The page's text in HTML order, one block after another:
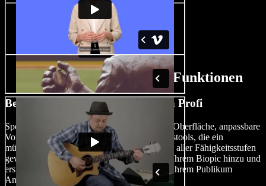
AI Biopic-Film-Macher-Funktionen
Bearbeiten Sie Biopic-Filme wie ein Profi
Speechify Studio bietet eine Drag-and-Drop-Oberfläche, anpassbare
Vorlagen und KI-gestützte Videobearbeitungstools, die ein
müheloses Bearbeitungserlebnis für Benutzer aller Fähigkeitsstufen
gewährleisten. Fügen Sie nahtlos Effekte zu Ihrem Biopic hinzu und
erstellen Sie beeindruckende Inhalte, die bei Ihrem Publikum
Anklang finden.